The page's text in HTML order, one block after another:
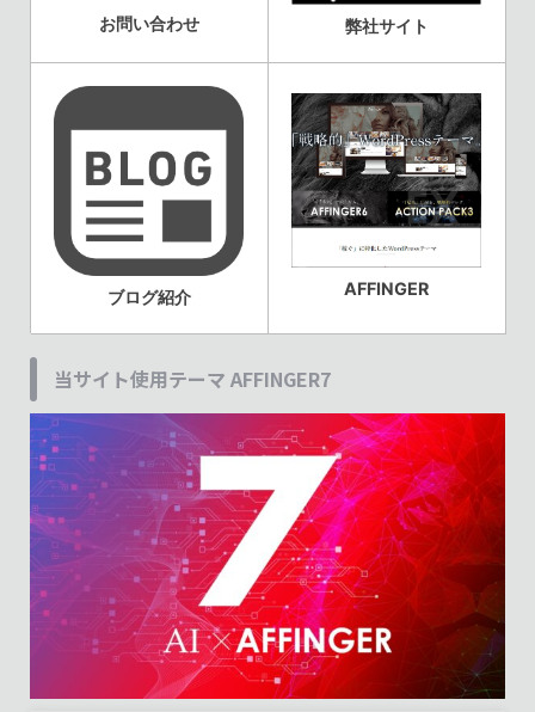
お問い合わせ 弊社サイト
ブログ紹介 AFFINGER
当サイト使用テーマ AFFINGER7